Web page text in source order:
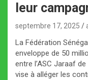
leur
septembre 17, 2025
La Fédération
enveloppe de 50
entre l’ASC Jaraaf
vise à alléger les